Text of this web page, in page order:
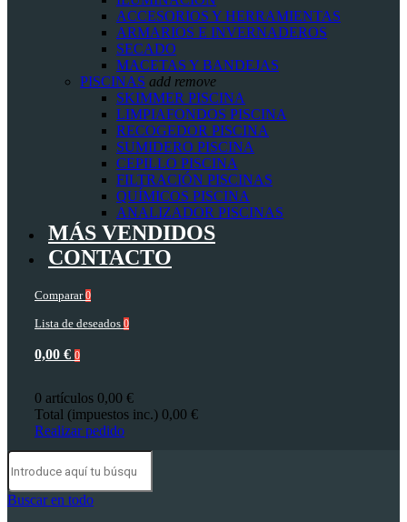
ACCESORIOS Y HERRAMIENTAS
ARMARIOS E INVERNADEROS
SECADO
MACETAS Y BANDEJAS
PISCINAS add remove
SKIMMER PISCINA
LIMPIAFONDOS PISCINA
RECOGEDOR PISCINA
SUMIDERO PISCINA
CEPILLO PISCINA
FILTRACIÓN PISCINAS
QUÍMICOS PISCINA
ANALIZADOR PISCINAS
MÁS VENDIDOS
CONTACTO
Comparar 0
Lista de deseados 0
0,00 € 0
0 artículos 0,00 €
Total (impuestos inc.) 0,00 €
Realizar pedido
Buscar en todo